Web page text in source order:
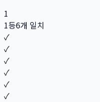
1
1등6개 일치
✓
✓
✓
✓
✓
✓